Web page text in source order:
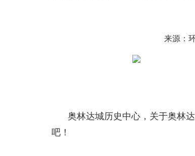
来源：
奥林达城历史中心，关于奥林
吧！